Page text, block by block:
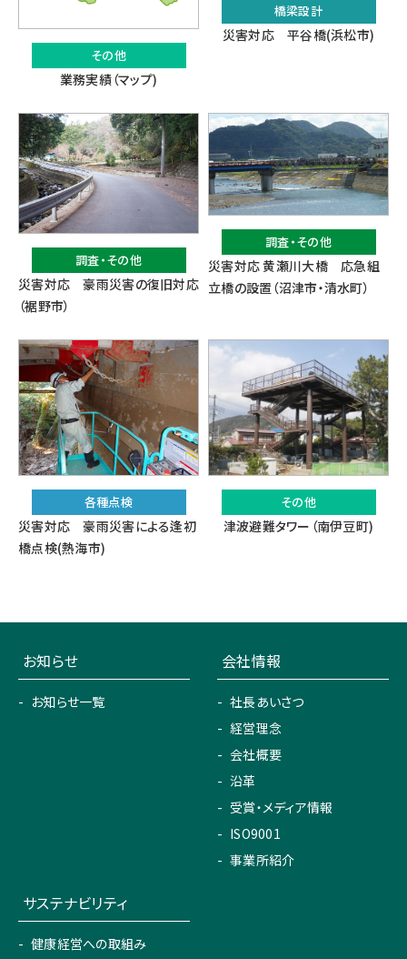
その他
業務実績（マップ)
橋梁設計
災害対応 平谷橋(浜松市)
調査・その他
災害対応 豪雨災害の復旧対応
（裾野市）
調査・その他
災害対応 黄瀬川大橋 応急組
立橋の設置（沼津市・清水町）
各種点検
災害対応 豪雨災害による逢初
橋点検(熱海市)
その他
津波避難タワー（南伊豆町)
お知らせ
お知らせ一覧
会社情報
社長あいさつ
経営理念
会社概要
沿革
受賞・メディア情報
ISO9001
事業所紹介
サステナビリティ
健康経営への取組み